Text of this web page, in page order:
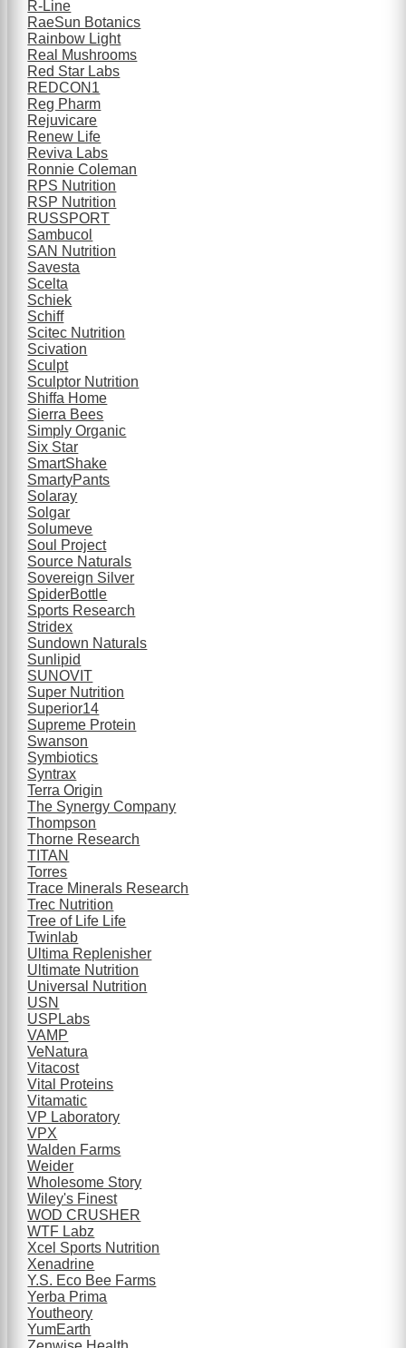
R-Line
RaeSun Botanics
Rainbow Light
Real Mushrooms
Red Star Labs
REDCON1
Reg Pharm
Rejuvicare
Renew Life
Reviva Labs
Ronnie Coleman
RPS Nutrition
RSP Nutrition
RUSSPORT
Sambucol
SAN Nutrition
Savesta
Scelta
Schiek
Schiff
Scitec Nutrition
Scivation
Sculpt
Sculptor Nutrition
Shiffa Home
Sierra Bees
Simply Organic
Six Star
SmartShake
SmartyPants
Solaray
Solgar
Solumeve
Soul Project
Source Naturals
Sovereign Silver
SpiderBottle
Sports Research
Stridex
Sundown Naturals
Sunlipid
SUNOVIT
Super Nutrition
Superior14
Supreme Protein
Swanson
Symbiotics
Syntrax
Terra Origin
The Synergy Company
Thompson
Thorne Research
TITAN
Torres
Trace Minerals Research
Trec Nutrition
Tree of Life Life
Twinlab
Ultima Replenisher
Ultimate Nutrition
Universal Nutrition
USN
USPLabs
VAMP
VeNatura
Vitacost
Vital Proteins
Vitamatic
VP Laboratory
VPX
Walden Farms
Weider
Wholesome Story
Wiley's Finest
WOD CRUSHER
WTF Labz
Xcel Sports Nutrition
Xenadrine
Y.S. Eco Bee Farms
Yerba Prima
Youtheory
YumEarth